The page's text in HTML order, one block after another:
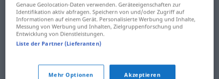
Genaue Geolocation-Daten verwenden. Geräteeigenschaften zur
Identifikation aktiv abfragen. Speichern von und/oder Zugriff auf
Informationen auf einem Gerät. Personalisierte Werbung und Inhalte,
Messung von Werbung und Inhalten, Zielgruppenforschung und
Entwicklung von Dienstleistungen.
Liste der Partner (Lieferanten)
Mehr Optionen Akzeptieren